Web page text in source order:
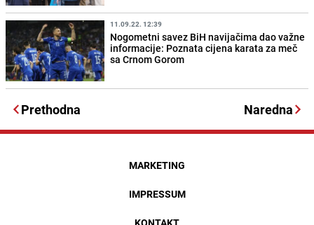
11.09.22. 12:39
Nogometni savez BiH navijačima dao važne
informacije: Poznata cijena karata za meč
sa Crnom Gorom
Prethodna Naredna
MARKETING
IMPRESSUM